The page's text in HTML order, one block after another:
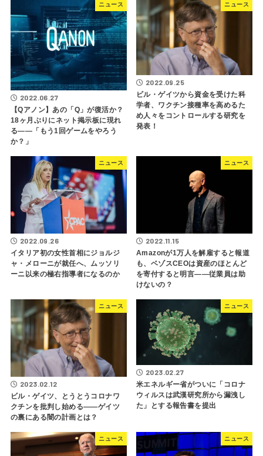
ニュース
2022.06.27
【Qアノン】あの「Q」が復活か？
18ヶ月ぶりにネット掲示板に現れ
る――「もう1回ゲームをやろう
か？」
ニュース
2022.09.25
ビル・ゲイツから資金を受けた科
学者、ワクチン接種率を高めるた
め人々をコントロールする研究を
発表！
ニュース
2022.09.26
イタリア初の女性首相にジョルジ
ャ・メローニが就任へ、ムッソリ
ーニ以来の極右指導者になるのか
ニュース
2022.11.15
Amazonが1万人を解雇すると報道
も、ベゾスCEOは資産のほとんど
を寄付すると明言――従業員は助
けないの？
ニュース
2023.02.12
ビル・ゲイツ、とうとうコロナワ
クチンを批判し始める――ゲイツ
の裏にある闇の計画とは？
ニュース
2023.02.27
米エネルギー省がついに「コロナ
ウィルスは武漢研究所から漏洩し
た」とする報告書を提出
ニュース ニュース